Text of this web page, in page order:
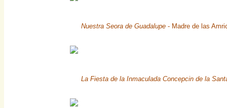
Nuestra Seora de Guadalupe - Madre de las
La Fiesta de la Inmaculada Concepcin de la